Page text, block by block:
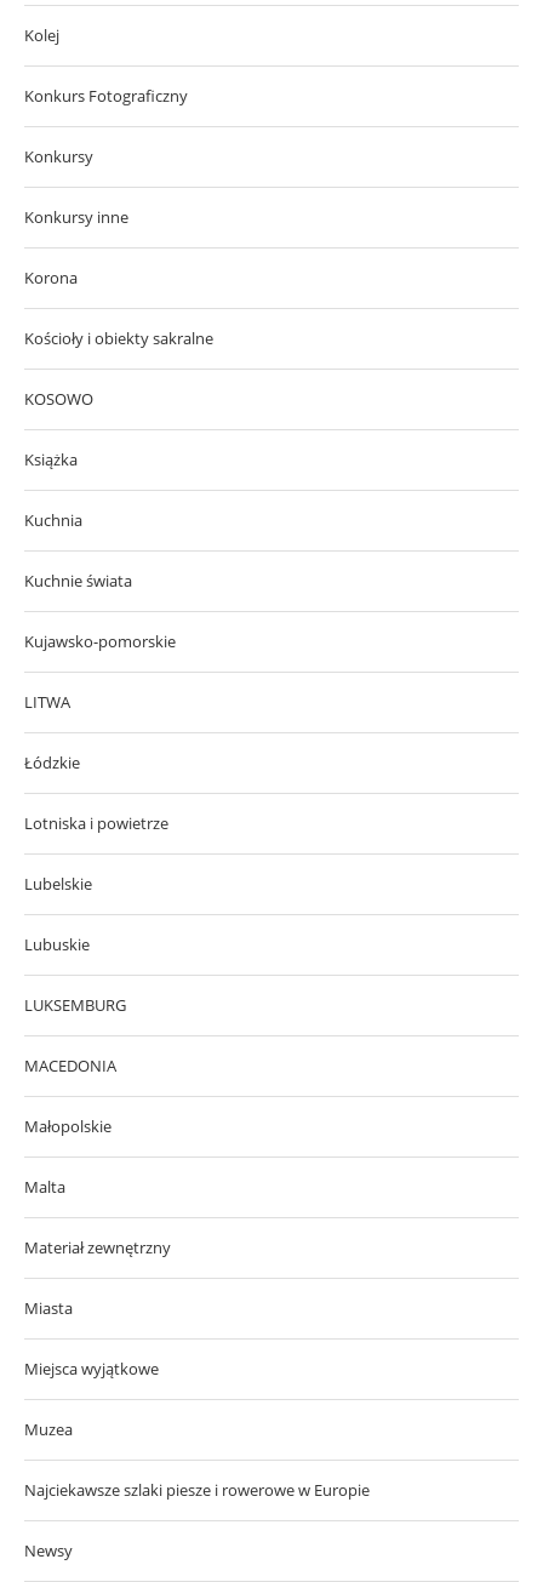
Kolej
Konkurs Fotograficzny
Konkursy
Konkursy inne
Korona
Kościoły i obiekty sakralne
KOSOWO
Książka
Kuchnia
Kuchnie świata
Kujawsko-pomorskie
LITWA
Łódzkie
Lotniska i powietrze
Lubelskie
Lubuskie
LUKSEMBURG
MACEDONIA
Małopolskie
Malta
Materiał zewnętrzny
Miasta
Miejsca wyjątkowe
Muzea
Najciekawsze szlaki piesze i rowerowe w Europie
Newsy